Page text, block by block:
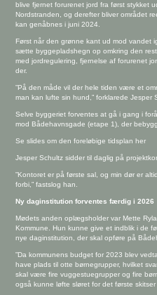
blive fjernet forurenet jord fra først stykket
Nordstranden, og derefter bliver området
kan genåbnes i juni 2024.
Først når den grønne kant ud mod vandet
sætte byggepladshegn op omkring den
med jordregulering, fjernelse af forurenet
der.
”På den måde vil der hele tiden være et
man kan lufte sin hund,” forklarede Jesper
Selve byggeriet forventes at gå i gang i
mod Bådehavnsgade (etape 1), der
Se slides om den foreløbige tidsplan her
Jesper Schultz sidder til daglig på
”Kontoret er på første sal, og min dør er
forbi,” fastslog han.
Ny daginstitution forventes færdig i 2026
Mødets anden oplægsholder var Mette
Kommune. Hun kunne give et indblik i de
nye daginstitution, der skal opføre på
”Da kommunens budget for 2023 blev
have plads til otte børnegrupper, hvilket
skal være fire vuggestuegrupper og fire
også kunne løfte sløret for det første